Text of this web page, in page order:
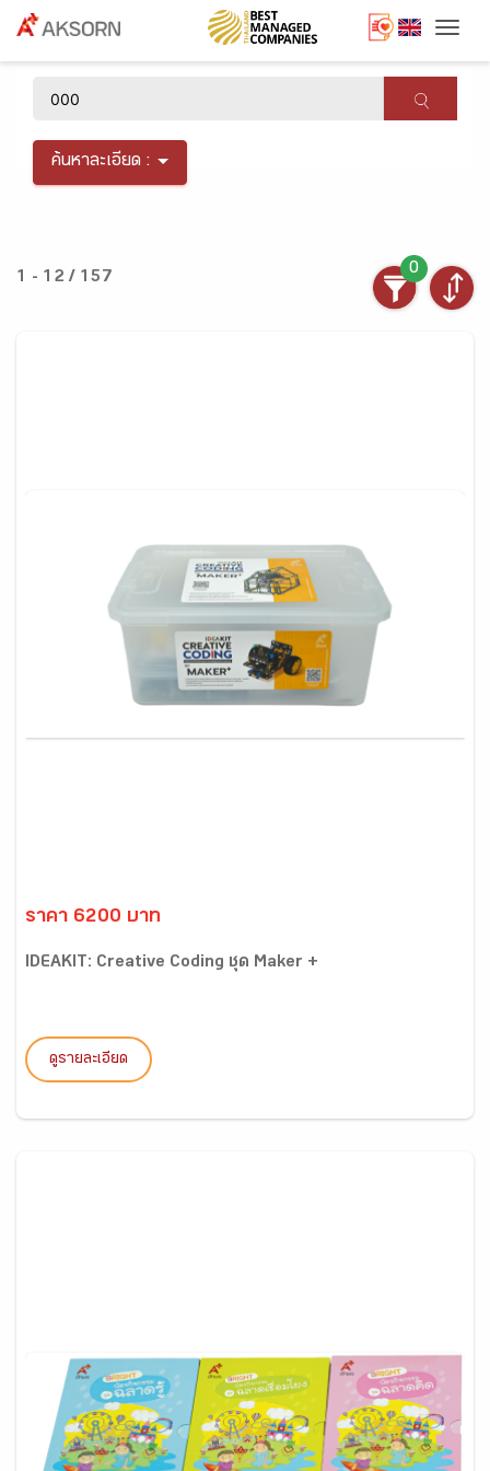
ค้นหาละเอียด :
1 - 12 / 157
0
ราคา 6200 บาท
IDEAKIT: Creative Coding ชุด Maker +
ดูรายละเอียด